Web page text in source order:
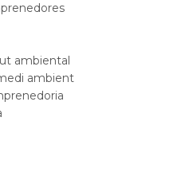
ambiental
ambient